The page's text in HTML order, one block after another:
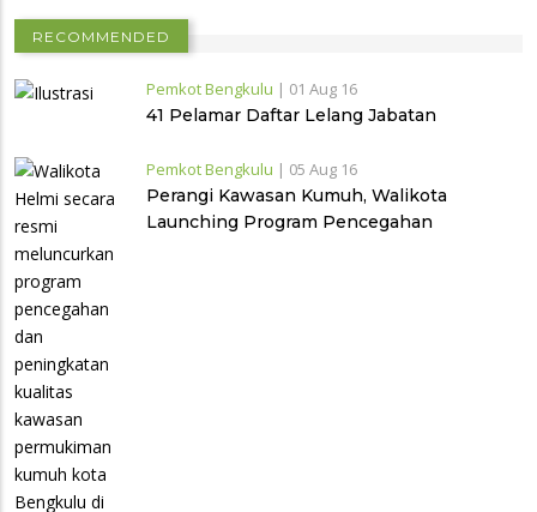
RECOMMENDED
Pemkot Bengkulu | 01 Aug 16
41 Pelamar Daftar Lelang Jabatan
Pemkot Bengkulu | 05 Aug 16
Perangi Kawasan Kumuh, Walikota
Launching Program Pencegahan